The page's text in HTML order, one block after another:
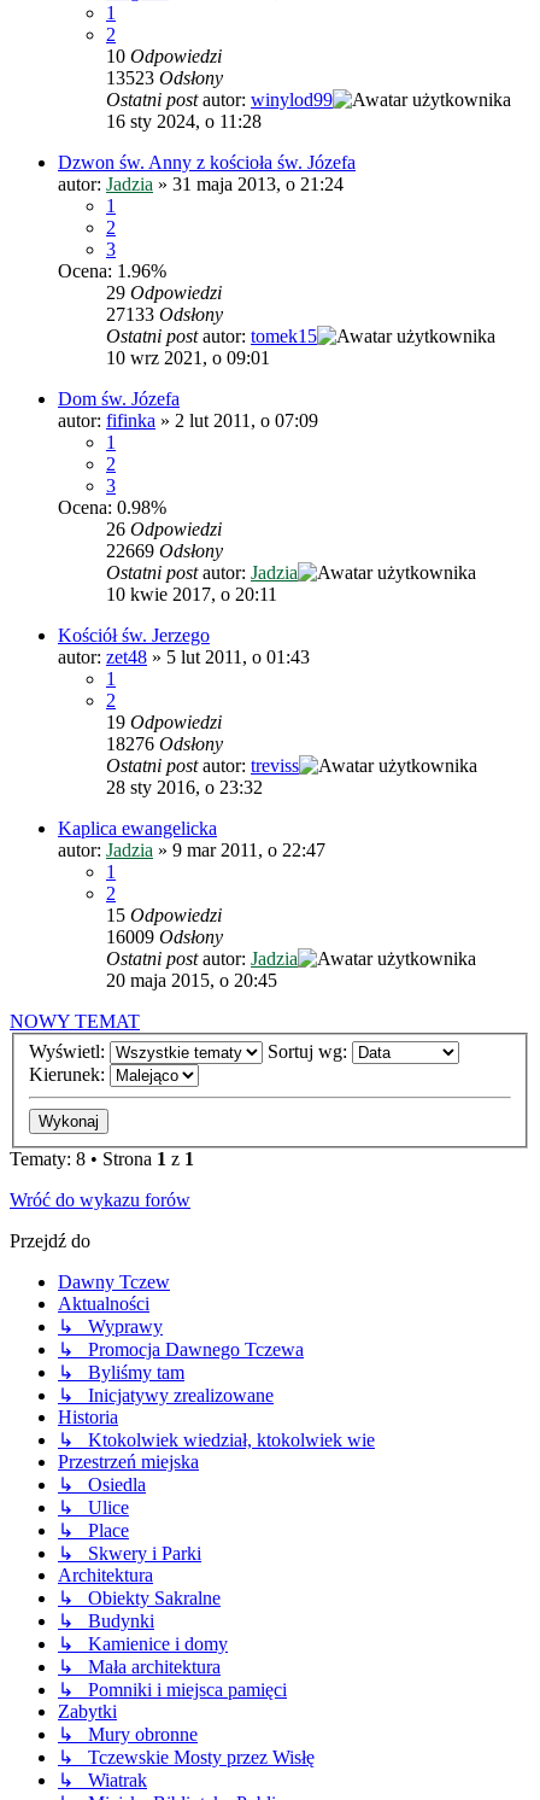
1
2
10 Odpowiedzi
13523 Odsłony
Ostatni postautor: winylod99
16 sty 2024, o 11:28
Dzwon św. Anny z kościoła św. Józefa
autor: Jadzia » 31 maja 2013, o 21:24
1
2
3
Ocena: 1.96%
29 Odpowiedzi
27133 Odsłony
Ostatni postautor: tomek15
10 wrz 2021, o 09:01
Dom św. Józefa
autor: fifinka » 2 lut 2011, o 07:09
1
2
3
Ocena: 0.98%
26 Odpowiedzi
22669 Odsłony
Ostatni postautor: Jadzia
10 kwie 2017, o 20:11
Kościół św. Jerzego
autor: zet48 » 5 lut 2011, o 01:43
1
2
19 Odpowiedzi
18276 Odsłony
Ostatni postautor: treviss
28 sty 2016, o 23:32
Kaplica ewangelicka
autor: Jadzia » 9 mar 2011, o 22:47
1
2
15 Odpowiedzi
16009 Odsłony
Ostatni postautor: Jadzia
20 maja 2015, o 20:45
NOWY TEMAT
Wyświetl:
Sortuj wg:
Kierunek:
Tematy: 8 • Strona 1 z 1
Wróć do wykazu forów
Przejdź do
Dawny Tczew
Aktualności
↳ Wyprawy
↳ Promocja Dawnego Tczewa
↳ Byliśmy tam
↳ Inicjatywy zrealizowane
Historia
↳ Ktokolwiek wiedział, ktokolwiek wie
Przestrzeń miejska
↳ Osiedla
↳ Ulice
↳ Place
↳ Skwery i Parki
Architektura
↳ Obiekty Sakralne
↳ Budynki
↳ Kamienice i domy
↳ Mała architektura
↳ Pomniki i miejsca pamięci
Zabytki
↳ Mury obronne
↳ Tczewskie Mosty przez Wisłę
↳ Wiatrak